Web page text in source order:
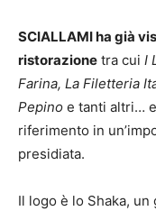
SCIALLAMI ha già
ristorazione tra cui I
Farina, La Filetteria
Pepino e tanti altri…
riferimento in
presidiata.
Il logo è lo Shaka,